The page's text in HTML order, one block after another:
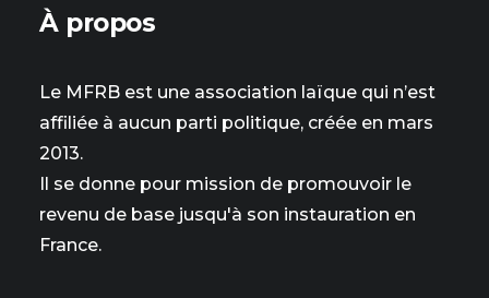
À propos
Le MFRB est une association laïque qui n’est
affiliée à aucun parti politique, créée en mars
2013.
Il se donne pour mission de promouvoir le
revenu de base jusqu'à son instauration en
France.